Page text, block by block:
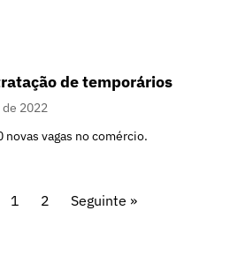
de temporários
2022
vagas no comércio.
1 2 Seguinte »